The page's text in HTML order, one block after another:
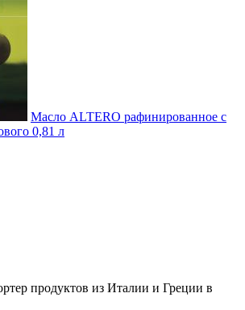
Масло ALTERO рафинированное с
0,81 л
продуктов из Италии и Греции в